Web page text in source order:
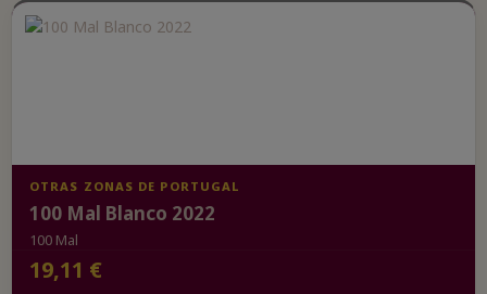
OTRAS ZONAS DE PORTUGAL
100 Mal Blanco 2022
100 Mal
19,11 €